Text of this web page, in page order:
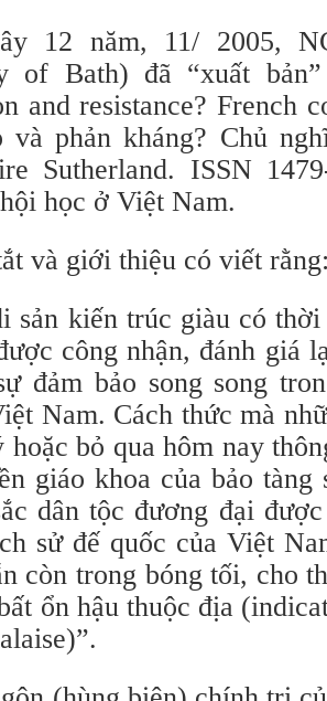
12 năm, 11/ 2005,
of Bath) đã “xuất
and resistance? French
và phản kháng? Chủ
Sutherland. ISSN
học ở Việt Nam.
và giới thiệu có viết
sản kiến ​​trúc giàu có
công nhận, đánh giá
đảm bảo song song
Nam. Cách thức mà
bỏ qua hôm nay
giáo khoa của bảo tàng
dân tộc đương đại
sử đế quốc của Việt
còn trong bóng tối, cho
ổn hậu thuộc địa